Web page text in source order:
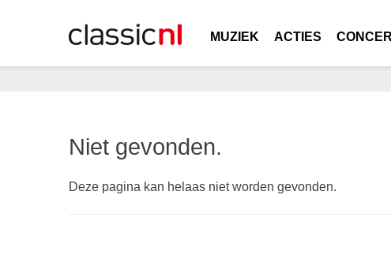
MUZIEK ACTIES
Niet gevonden.
Deze pagina kan helaas niet worden gevonden.